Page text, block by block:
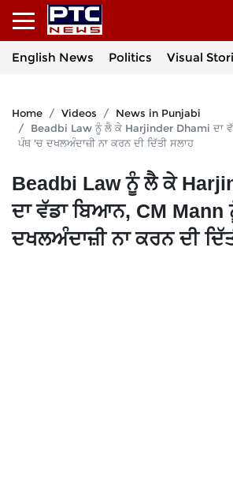
English News Politics Visual
Home Videos
News in Punjabi
Beadbi Law ਨੂੰ ਲੈ ਕੇ Harjinder Dhami ਦਾ
ਪੰਥ 'ਚ ਦਖਲਅੰਦਾਜ਼ੀ ਨਾ ਕਰਨ ਦੀ ਦਿੱਤੀ ਸਲਾਹ
Beadbi Law ਨੂੰ ਲੈ ਕੇ
ਦਾ ਵੱਡਾ ਬਿਆਨ, CM
ਦਖਲਅੰਦਾਜ਼ੀ ਨਾ ਕਰਨ ਦੀ